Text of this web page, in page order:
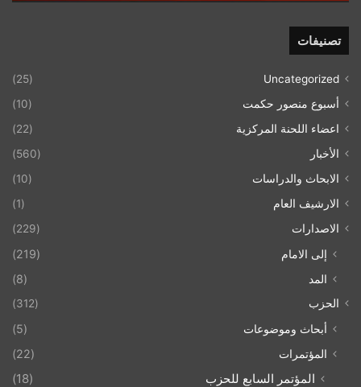
تصنيفات
Uncategorized
(25)
أسبوع منصور حكمت
(10)
اعضاء اللحنة المركزية
(22)
الأخبار
(560)
الابحاث والدراسات
(10)
الارشيف العام
(1)
الاصدارات
(229)
إلى الامام
(219)
المد
(8)
الحزب (312)
أبحاث وموضوعات
(5)
المؤتمرات
(22)
المؤتمر السابع للحزب (18)